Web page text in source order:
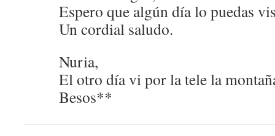
Espero que algún día lo puedas
Un cordial saludo.
Nuria,
El otro día vi por la tele la
Besos**